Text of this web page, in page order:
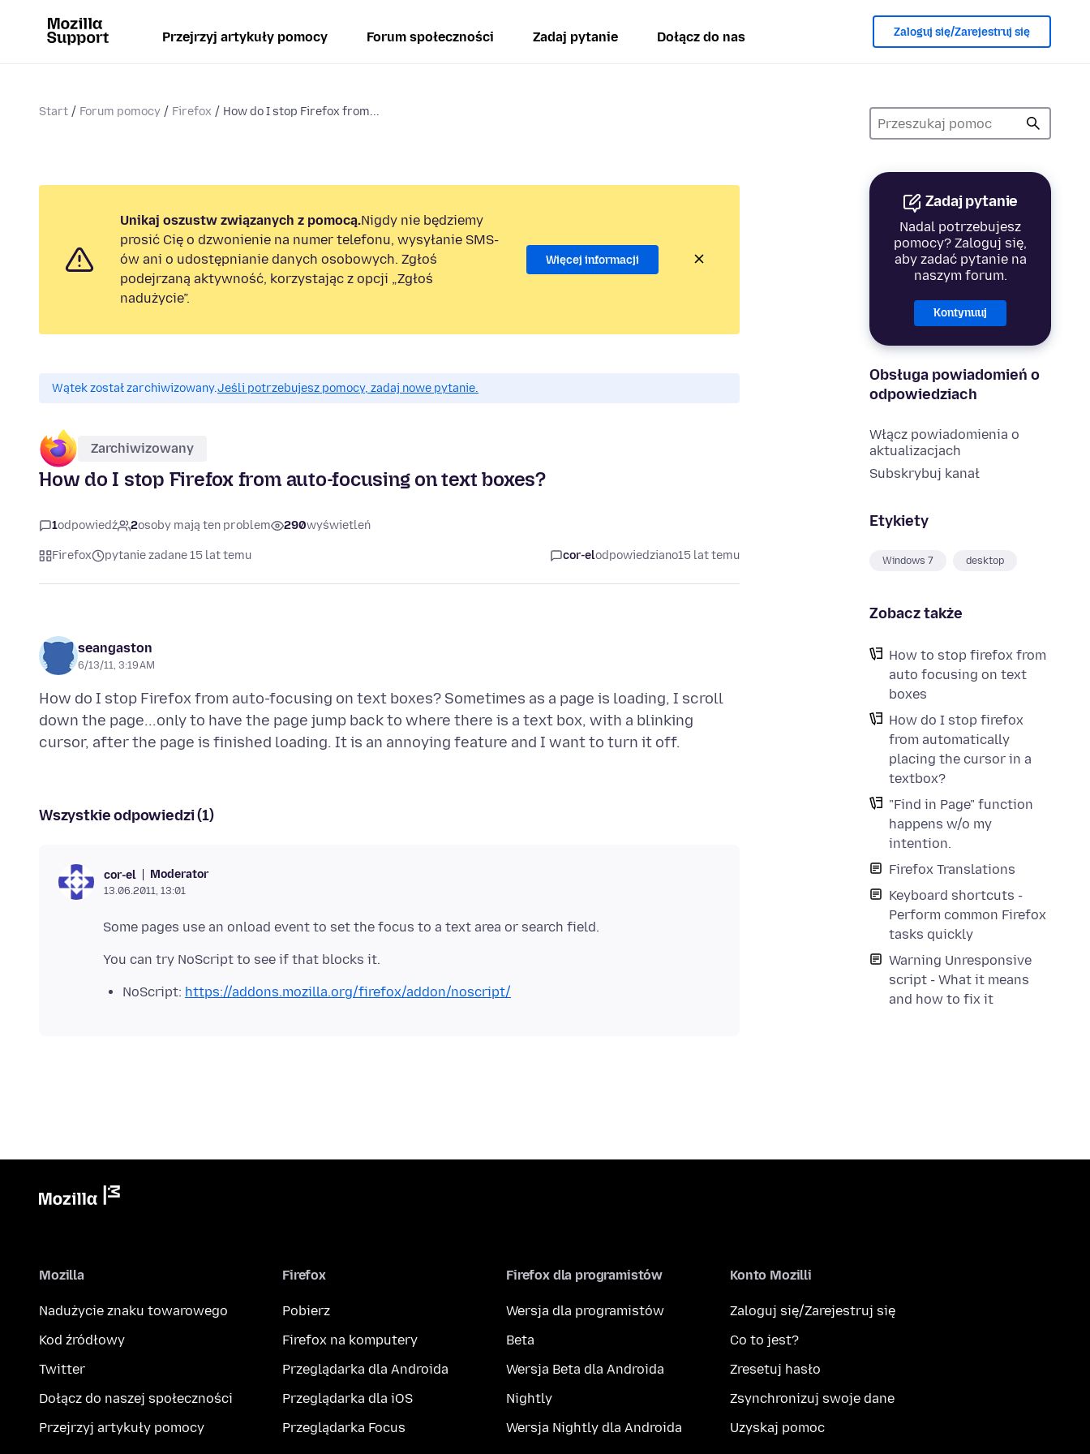
Przejrzyj artykuły pomocy Forum społeczności Zadaj pytanie Dołącz do nas Zaloguj się/Zarejestruj się
Start Forum pomocy Firefox How do I stop Firefox from...
Zadaj pytanie
Nadal potrzebujesz
pomocy? Zaloguj się,
aby zadać pytanie na
naszym forum.
Kontynuuj
Obsługa powiadomień o
odpowiedziach
Włącz powiadomienia o
aktualizacjach
Subskrybuj kanał
Etykiety
Windows 7 desktop
Zobacz także
How to stop firefox from
auto focusing on text
boxes
How do I stop firefox
from automatically
placing the cursor in a
textbox?
"Find in Page" function
happens w/o my
intention.
Firefox Translations
Keyboard shortcuts -
Perform common Firefox
tasks quickly
Warning Unresponsive
script - What it means
and how to fix it
Unikaj oszustw związanych z pomocą.Nigdy nie będziemy
prosić Cię o dzwonienie na numer telefonu, wysyłanie SMS-
ów ani o udostępnianie danych osobowych. Zgłoś
podejrzaną aktywność, korzystając z opcji „Zgłoś
nadużycie”.
Więcej informacji
Wątek został zarchiwizowany.Jeśli potrzebujesz pomocy, zadaj nowe pytanie.
Zarchiwizowany
How do I stop Firefox from auto-focusing on text boxes?
1odpowiedź 2osoby mają ten problem 290wyświetleń
Firefox pytanie zadane 15 lat temu cor-elodpowiedziano15 lat temu
seangaston
6/13/11, 3:19 AM
How do I stop Firefox from auto-focusing on text boxes? Sometimes as a page is loading, I scroll
down the page...only to have the page jump back to where there is a text box, with a blinking
Wszystkie odpowiedzi (1)
cor-el Moderator
13.06.2011, 13:01
NoScript: https://addons.mozilla.org/firefox/addon/noscript/
Mozilla
Nadużycie znaku towarowego
Kod źródłowy
Twitter
Dołącz do naszej społeczności
Przejrzyj artykuły pomocy
Firefox
Pobierz
Firefox na komputery
Przeglądarka dla Androida
Przeglądarka dla iOS
Przeglądarka Focus
Firefox dla programistów
Wersja dla programistów
Beta
Wersja Beta dla Androida
Nightly
Wersja Nightly dla Androida
Konto Mozilli
Zaloguj się/Zarejestruj się
Co to jest?
Zresetuj hasło
Zsynchronizuj swoje dane
Uzyskaj pomoc